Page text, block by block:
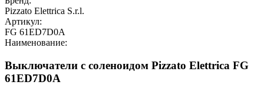
Pizzato Elettrica S.r.l.
Артикул:
FG 61ED7D0A
Наименование:
Выключатели с соленоидом Pizzato Elettrica FG
61ED7D0A